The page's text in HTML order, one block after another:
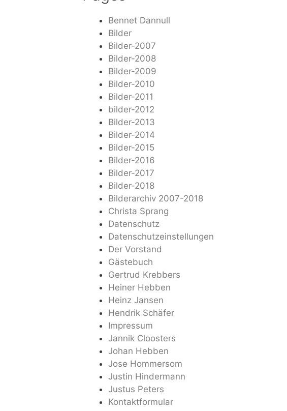
Bennet Dannull
Bilder
Bilder-2007
Bilder-2008
Bilder-2009
Bilder-2010
Bilder-2011
bilder-2012
Bilder-2013
Bilder-2014
Bilder-2015
Bilder-2016
Bilder-2017
Bilder-2018
Bilderarchiv 2007-2018
Christa Sprang
Datenschutz
Datenschutzeinstellungen
Der Vorstand
Gästebuch
Gertrud Krebbers
Heiner Hebben
Heinz Jansen
Hendrik Schäfer
Impressum
Jannik Cloosters
Johan Hebben
Jose Hommersom
Justin Hindermann
Justus Peters
Kontaktformular